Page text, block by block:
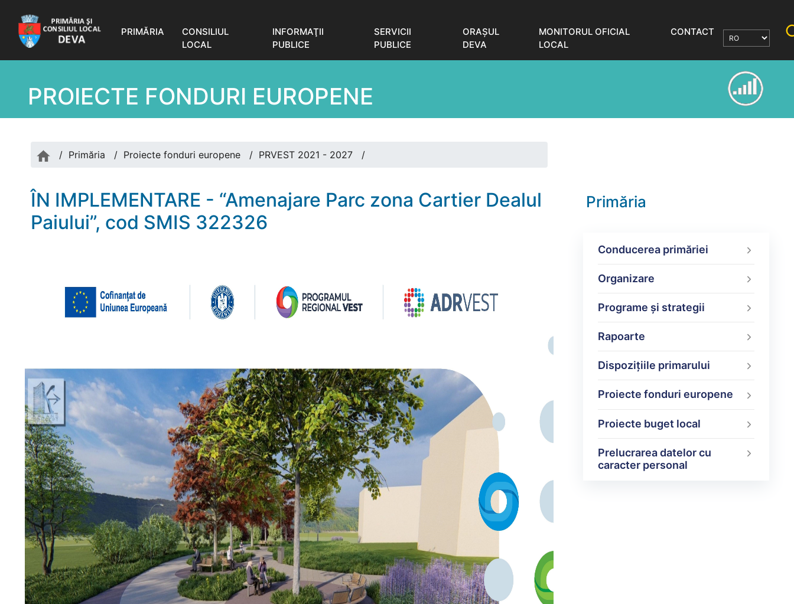
PRIMĂRIA
CONSILIUL
LOCAL
INFORMAŢII
PUBLICE
SERVICII
PUBLICE
ORAŞUL
DEVA
MONITORUL OFICIAL
LOCAL
CONTACT
PROIECTE FONDURI EUROPENE
/ Primăria / Proiecte fonduri europene / PRVEST 2021 - 2027 /
ÎN IMPLEMENTARE - “Amenajare Parc zona Cartier Dealul
Paiului”, cod SMIS 322326
Primăria
Conducerea primăriei
Organizare
Programe şi strategii
Rapoarte
Dispoziţiile primarului
Proiecte fonduri europene
Proiecte buget local
Prelucrarea datelor cu
caracter personal